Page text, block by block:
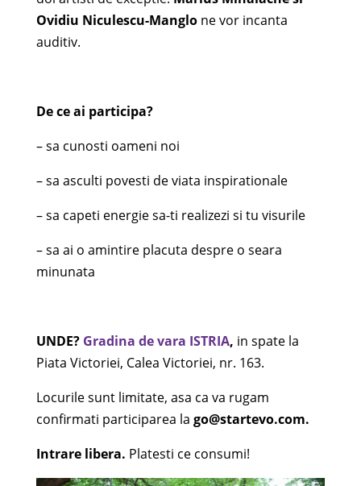
Ovidiu Niculescu-Manglone vor incanta
auditiv.
De ce ai participa?
– sa cunosti oameni noi
– sa asculti povesti de viata inspirationale
– sa capeti energie sa-ti realizezi si tu visurile
– sa ai o amintire placuta despre o seara
minunata
UNDE? Gradina de vara ISTRIA, in spate la
Piata Victoriei, Calea Victoriei, nr. 163.
Locurile sunt limitate, asa ca va rugam
confirmati participarea la go@startevo.com.
Intrare libera. Platesti ce consumi!